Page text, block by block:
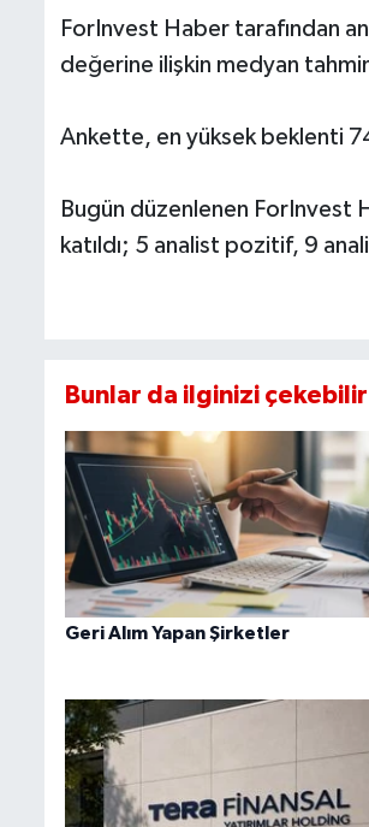
ForInvest Haber tarafından
değerine ilişkin medyan
Ankette, en yüksek beklenti
Bugün düzenlenen ForInvest
katıldı; 5 analist pozitif, 9
Bunlar da ilginizi çekebilir
Geri Alım Yapan Şirketler